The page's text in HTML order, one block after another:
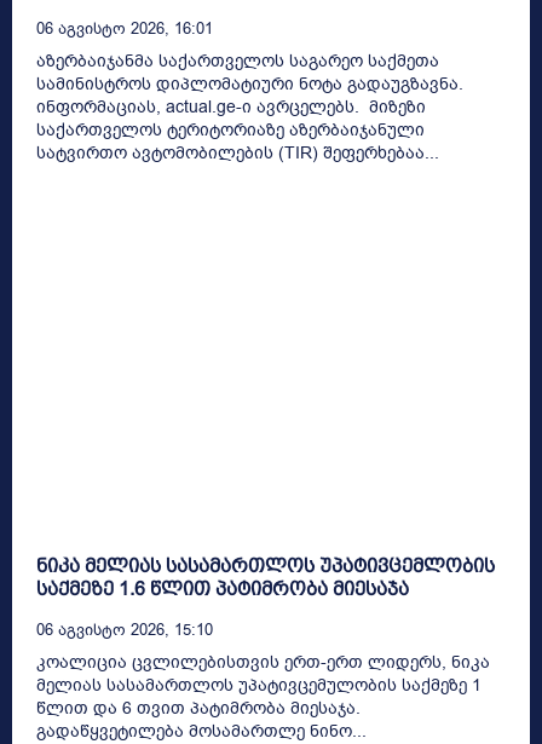
06 Აგვისტო 2026, 16:01
აზერბაიჯანმა საქართველოს საგარეო საქმეთა
სამინისტროს დიპლომატიური ნოტა გადაუგზავნა.
ინფორმაციას, actual.ge-ი ავრცელებს. მიზეზი
საქართველოს ტერიტორიაზე აზერბაიჯანული
სატვირთო ავტომობილების (TIR) შეფერხებაა...
ნიკა მელიას სასამართლოს უპატივცემლობის
საქმეზე 1.6 წლით პატიმრობა მიესაჯა
06 Აგვისტო 2026, 15:10
კოალიცია ცვლილებისთვის ერთ-ერთ ლიდერს, ნიკა
მელიას სასამართლოს უპატივცემულობის საქმეზე 1
წლით და 6 თვით პატიმრობა მიესაჯა.
გადაწყვეტილება მოსამართლე ნინო...